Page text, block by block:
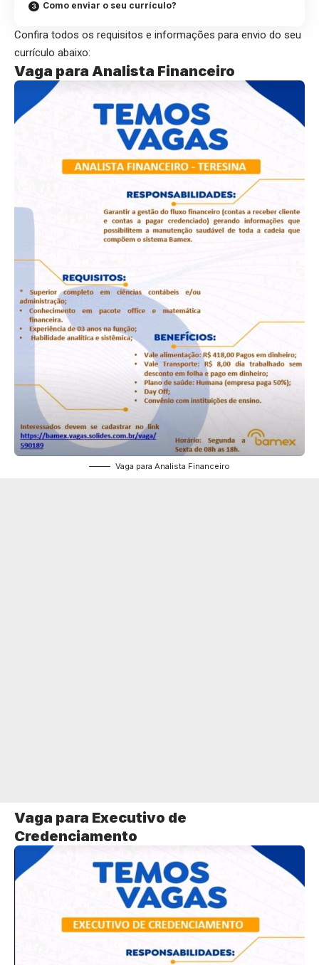
Como enviar o seu currículo?
Confira todos os requisitos e informações para envio do seu
currículo abaixo:
Vaga para Analista Financeiro
Vaga para Analista Financeiro
Vaga para Executivo de
Credenciamento